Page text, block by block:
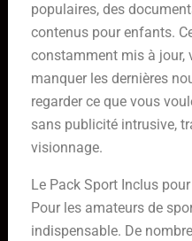
populaires, des
contenus pour enfants.
constamment mis à jour,
manquer les dernières
regarder ce que vous
sans publicité intrusive,
visionnage.
Le Pack Sport Inclus
Pour les amateurs de
indispensable. De